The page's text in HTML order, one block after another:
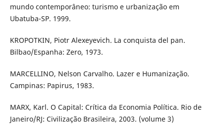
mundo contemporâneo: turismo e urbanização em
Ubatuba-SP. 1999.
KROPOTKIN, Piotr Alexeyevich. La conquista del pan.
Bilbao/Espanha: Zero, 1973.
MARCELLINO, Nelson Carvalho. Lazer e Humanização.
Campinas: Papirus, 1983.
MARX, Karl. O Capital: Crítica da Economia Política. Rio de
Janeiro/RJ: Civilização Brasileira, 2003. (volume 3)